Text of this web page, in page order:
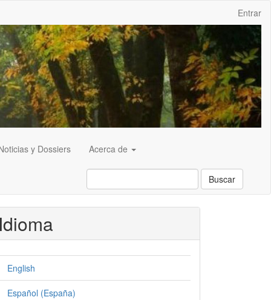
Entrar
y Dossiers Acerca de
Buscar
English
Español (España)